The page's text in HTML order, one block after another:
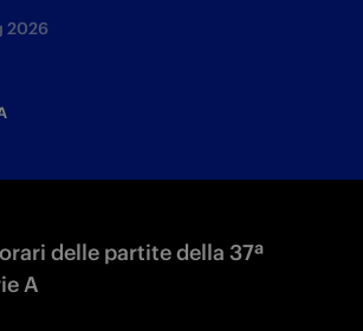
2026
delle partite della 37ª
A